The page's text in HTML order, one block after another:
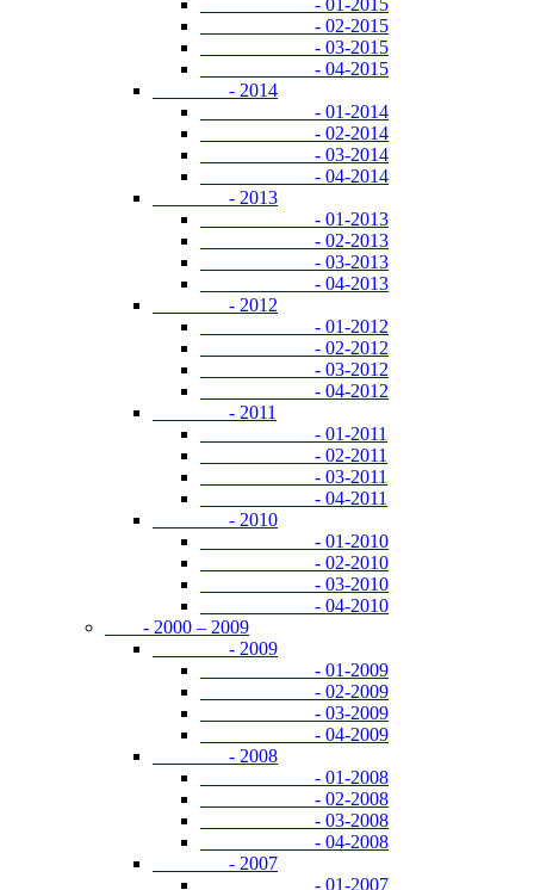
- 01-2015
- 02-2015
- 03-2015
- 04-2015
- 2014
- 01-2014
- 02-2014
- 03-2014
- 04-2014
- 2013
- 01-2013
- 02-2013
- 03-2013
- 04-2013
- 2012
- 01-2012
- 02-2012
- 03-2012
- 04-2012
- 2011
- 01-2011
- 02-2011
- 03-2011
- 04-2011
- 2010
- 01-2010
- 02-2010
- 03-2010
- 04-2010
- 2000 – 2009
- 2009
- 01-2009
- 02-2009
- 03-2009
- 04-2009
- 2008
- 01-2008
- 02-2008
- 03-2008
- 04-2008
- 2007
- 01-2007